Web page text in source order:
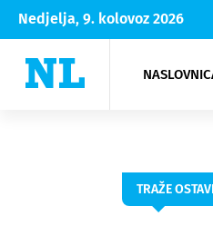
Nedjelja, 9. kolovoz 2026
TRAŽE